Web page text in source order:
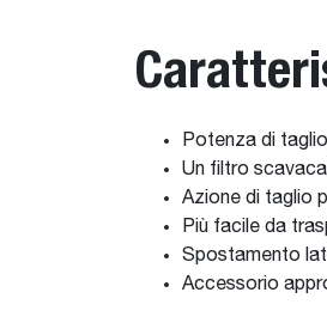
Potenza di
Un filtro
Azione di taglio
Più facile da
Spostamento
Accessorio